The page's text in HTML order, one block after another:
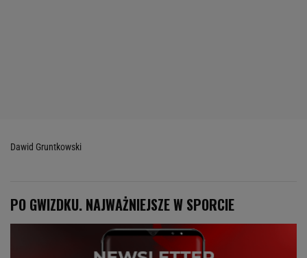
Dawid Gruntkowski